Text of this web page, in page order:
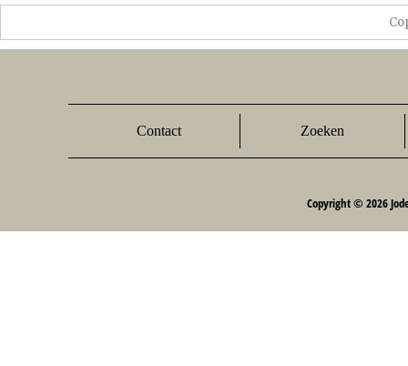
Contact Zoeken
Copyright © 2026